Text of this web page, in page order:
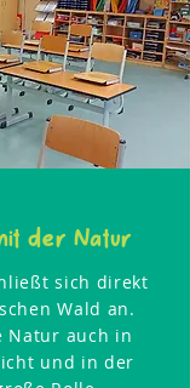
der Natur
sich direkt
Wald an.
Natur auch in
und in der